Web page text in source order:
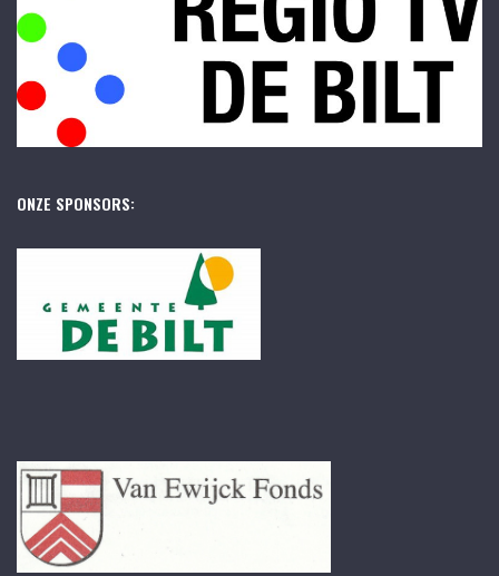
ONZE SPONSORS: